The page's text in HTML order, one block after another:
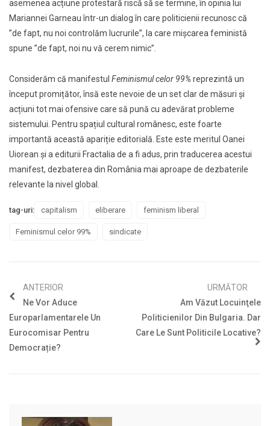
asemenea acțiune protestară riscă să se termine, în opinia lui
Mariannei Garneau într-un dialog în care politicienii recunosc că
”de fapt, nu noi controlăm lucrurile”, la care mișcarea feministă
spune ”de fapt, noi nu vă cerem nimic”.
Considerăm că manifestul Feminismul celor 99% reprezintă un
început promițător, însă este nevoie de un set clar de măsuri și
acțiuni tot mai ofensive care să pună cu adevărat probleme
sistemului. Pentru spațiul cultural românesc, este foarte
importantă această apariție editorială. Este este meritul Oanei
Uiorean și a editurii Fractalia de a fi adus, prin traducerea acestui
manifest, dezbaterea din România mai aproape de dezbaterile
relevante la nivel global.
tag-uri: capitalism eliberare feminism liberal
Feminismul celor 99% sindicate
ANTERIOR
Ne Vor Aduce
Europarlamentarele Un
Eurocomisar Pentru
Democrație?
URMĂTOR
Am Văzut Locuinţele
Politicienilor Din Bulgaria. Dar
Care Le Sunt Politicile Locative?